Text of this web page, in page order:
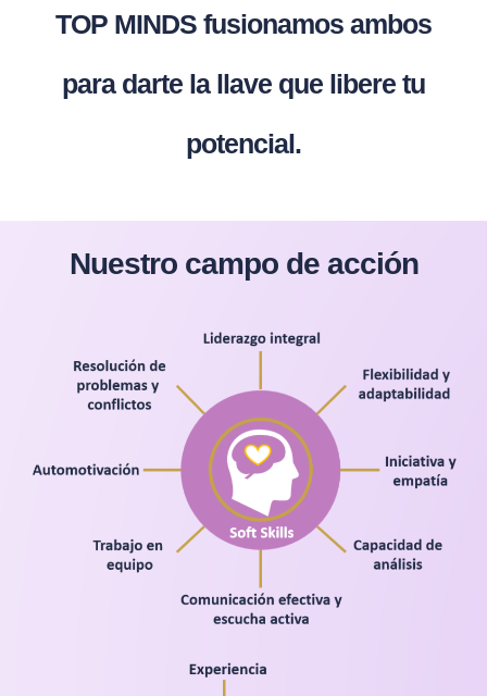
TOP MINDS fusionamos ambos
para darte la llave que libere tu
potencial.
Nuestro campo de acción